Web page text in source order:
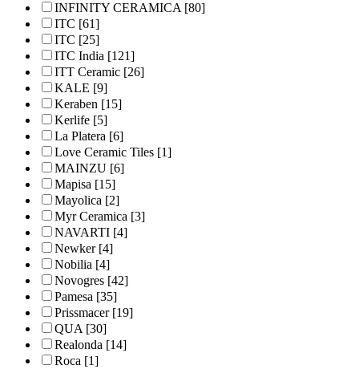
INFINITY CERAMICA[80]
ITC [61]
ITC [25]
ITC India [121]
ITT Ceramic [26]
KALE [9]
Keraben [15]
Kerlife [5]
La Platera [6]
Love Ceramic Tiles [1]
MAINZU [6]
Mapisa [15]
Mayolica [2]
Myr Ceramica [3]
NAVARTI [4]
Newker[4]
Nobilia [4]
Novogres [42]
Pamesa [35]
Prissmacer[19]
QUA[30]
Realonda [14]
Roca [1]